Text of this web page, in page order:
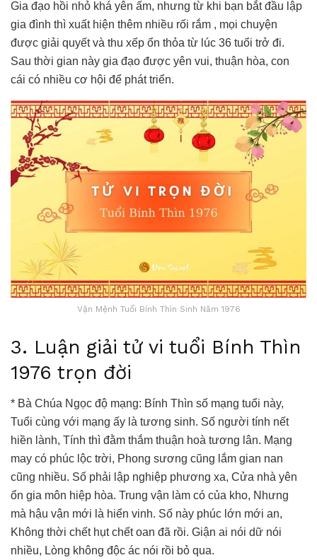
Gia đạo hồi nhỏ khá yên ấm, nhưng từ khi bạn bắt đầu lập
gia đình thì xuất hiện thêm nhiều rối rắm , mọi chuyện
được giải quyết và thu xếp ổn thỏa từ lúc 36 tuổi trở đi.
Sau thời gian này gia đạo được yên vui, thuận hòa, con
cái có nhiều cơ hội để phát triển.
Vận Mệnh Tuổi Bính Thìn Sinh Năm 1976
3. Luận giải tử vi tuổi Bính Thìn
1976 trọn đời
* Bà Chúa Ngọc độ mạng: Bính Thìn số mạng tuổi này,
Tuổi cùng với mạng ấy là tương sinh. Số người tính nết
hiền lành, Tính thì đằm thắm thuận hoà tương lân. Mạng
may có phúc lộc trời, Phong sương cũng lắm gian nan
cũng nhiều. Số phải lập nghiệp phương xa, Cửa nhà yên
ổn gia môn hiệp hòa. Trung vận làm có của kho, Nhưng
mà hậu vận mới là hiển vinh. Số này phúc lớn mới an,
Không thời chết hụt chết oan đã rồi. Giận ai nói dữ nói
nhiều, Lòng không độc ác nói rồi bỏ qua.